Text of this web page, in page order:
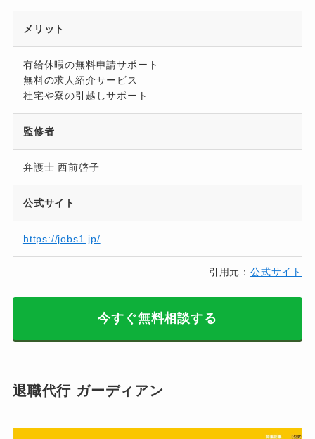
メリット
有給休暇の無料申請サポート
無料の求人紹介サービス
社宅や寮の引越しサポート
監修者
弁護士 西前啓子
公式サイト
https://jobs1.jp/
引用元：公式サイト
今すぐ無料相談する
退職代行 ガーディアン